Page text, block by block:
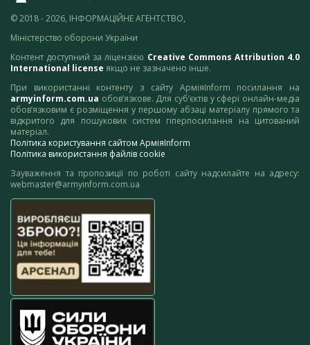
© 2018 - 2026, ІНФОРМАЦІЙНЕ АГЕНТСТВО,
Міністерство оборони України
Контент доступний за ліцензією Creative Commons Attribution 4.0
International license якщо не зазначено інше.
При використанні контенту з сайту АрміяInform посилання на
armyinform.com.ua обов’язкове. Для суб’єктів у сфері онлайн-медіа
обов’язковим є розміщення у першому абзаці матеріалу прямого та
відкритого для пошукових систем гіперпосилання на цитований
матеріал.
Політика користування сайтом АрміяInform
Політика використання файлів cookie
Зауваження та пропозиції по роботі сайту надсилайте на адресу:
webmaster@armyinform.com.ua